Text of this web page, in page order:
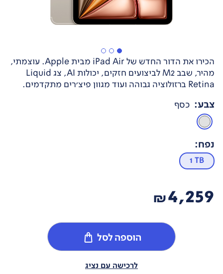
הכירו את הדור החדש של iPad Air מבית Apple. עוצמתי,
מהיר, שבב M2 לביצועים חזקים, יכולות AI, צג Liquid
Retina ברזולוציה גבוהה ועוד מגוון פיצ'רים מתקדמים.
צבע: כסף
נפח:
1 TB
4,259
₪
הוספה לסל
לרכישה עם נציג